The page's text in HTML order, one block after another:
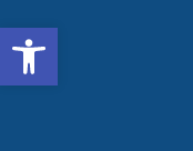
Open toolbar